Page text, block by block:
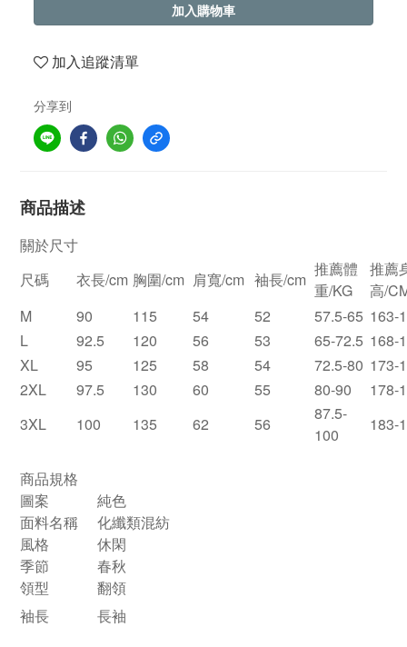
加入購物車
加入追蹤清單
分享到
商品描述
關於尺寸
尺碼
衣長/cm 胸圍/cm 肩寬/cm 袖長/cm
推薦體
重/KG
推薦
高/
M
90 115 54 52 57.5-65 163-
L
92.5 120 56 53 65-72.5 168-
XL
95 125 58 54 72.5-80 173-
2XL
97.5 130 60 55 80-90
178-
3XL
100 135 62 56
87.5-
100
183-
商品規格
圖案
純色
面料名稱
化纖類混紡
風格
休閑
季節
春秋
領型
翻領
袖長
長袖